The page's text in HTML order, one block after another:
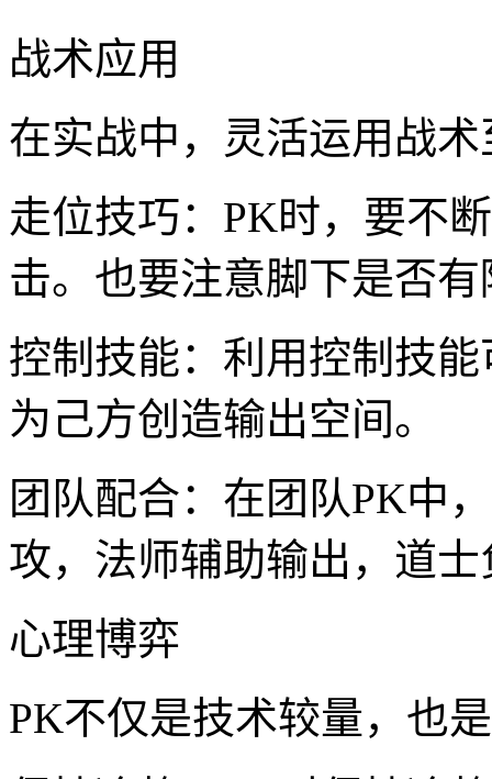
战术应用
在实战中，灵活运用战
走位技巧：PK时，要不
击。也要注意脚下是否
控制技能：利用控制技
为己方创造输出空间。
团队配合：在团队PK中
攻，法师辅助输出，道
心理博弈
PK不仅是技术较量，也